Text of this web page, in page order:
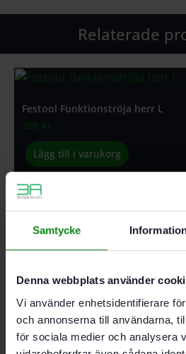
Samtycke
Denna webbplats använder
Vi använder enhetsidentifierare
och annonserna till användarna,
för sociala medier och analysera
Relaterade
Festool Funktionströja herr L
305 kr
Lägg till i varukorg
Festool Funktionströja herr S